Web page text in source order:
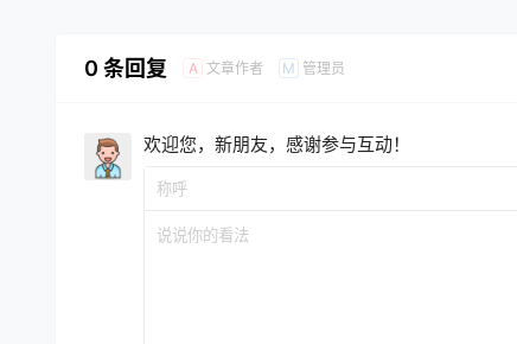
0 条回复 A 文章作者 M 管理员
欢迎您，新朋友，感谢参与互动！